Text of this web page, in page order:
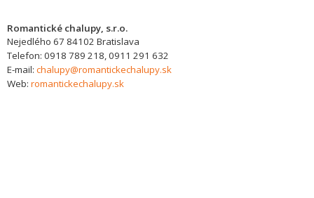
Romantické chalupy, s.r.o.
Nejedlého 67 84102 Bratislava
Telefon: 0918 789 218, 0911 291 632
E-mail: chalupy@romantickechalupy.sk
Web: romantickechalupy.sk